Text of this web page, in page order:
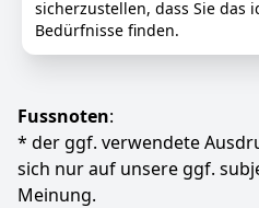
1.479
sicherzustellen, dass Sie das
Bedürfnisse finden.
Fussnoten:
* der ggf. verwendete
sich nur auf unsere ggf.
Meinung.